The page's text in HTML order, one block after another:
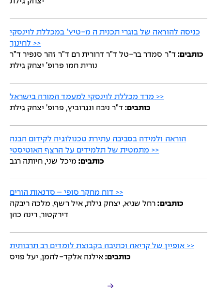
כניסה להוראה של בוגרי תכנית ה מ-טיץ’ במכללת לוינסקי
לחינוך >>
כותבים: ד”ר סמדר בר-טל ד”ר דרורית רם ד”ר זהר סנפיר ד”ר
נורית חמו פרופ’ יצחק גילת
מדד מכללת לוינסקי למעמד המורה בישראל >>
כותבים:ד”ר ניבה ונגרוביץ, פרופ’ יצחק גילת
הוראה ולמידה בסביבה עתירת טכנולוגיה לקידום הבנה
מתמטית של תלמידים על הרצף האוטיסטי >>
כותבים: מיכל שני, חיותה רגב
דוח מחקר סופי – סדנאות הורים >>
כותבים:רחל שגיא, יצחק גילת, איל רשף, מלכה ריבקה
דירקטור, רינה כהן
אופיין של קריאה וכתיבה בקבוצת לומדים רב תרבותית >>
כותבים: אילנה אלקד-להמן, יעל פויס